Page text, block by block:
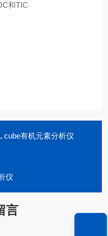
和TIC
cube有机元素分析仪
仪
言